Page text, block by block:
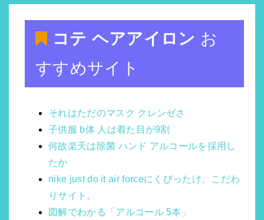
コテ ヘアアイロン お
すすめサイト
それはただのマスク クレンゼさ
子供服 b体 人は着た目が9割
何故楽天は除菌 ハンド アルコールを採用し
たか
nike just do it air forceにくびったけ、こだわ
りサイト。
図解でわかる「アルコール 5本」